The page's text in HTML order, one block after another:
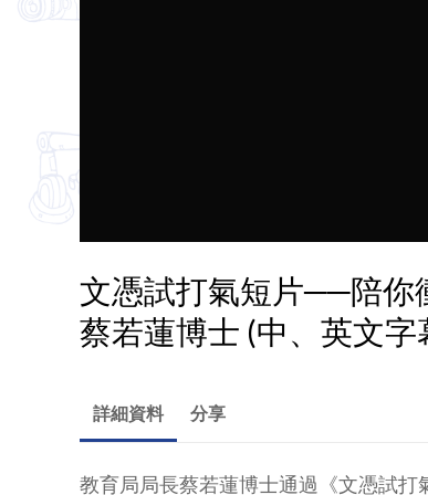
文憑試打氣短片──陪你
蔡若蓮博士 (中、英文字
詳細資料 分享
教育局局長蔡若蓮博士通過《文憑試